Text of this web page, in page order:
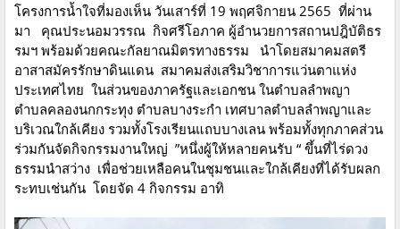
โครงการน้ำใจที่มองเห็น วันเสาร์ที่ 19 พฤศจิกายน 2565 ที่ผ่าน
มา คุณประนอมวรรณ กิจศรีโอภาค ผู้อำนวยการสถานปฎิบัติธร
รมฯ พร้อมด้วยคณะกัลยาณมิตรทางธรรม นำโดยสมาคมสตรี
อาสาสมัครรักษาดินแดน สมาคมส่งเสริมวิชาการแว่นตาแห่ง
ประเทศไทย ในส่วนของภาครัฐและเอกชน ในตำบลลำพญา
ตำบลคลองนกกระทุง ตำบลบางระกำ เทศบาลตำบลลำพญาและ
บริเวณใกล้เคียง รวมทั้งโรงเรียนแถบบางเลน พร้อมทั้งทุกภาคส่วน
ร่วมกันจัดกิจกรรมงานใหญ่ ”หนึ่งผู้ให้หลายคนรับ “ ขึ้นที่ไร่ดวง
ธรรมนำสว่าง เพื่อช่วยเหลือคนในชุมชนและใกล้เคียงที่ได้รับผลก
ระทบเช่นกัน โดยจัด 4 กิจกรรม อาทิ